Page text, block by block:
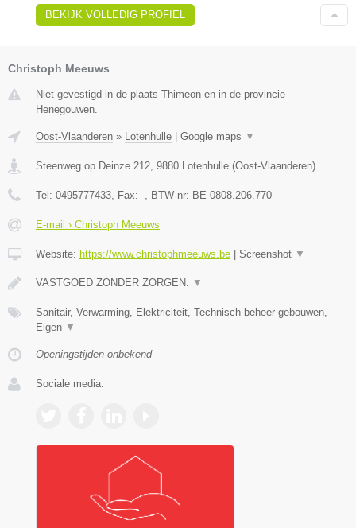
BEKIJK VOLLEDIG PROFIEL
Christoph Meeuws
Niet gevestigd in de plaats Thimeon en in de provincie
Henegouwen.
Oost-Vlaanderen » Lotenhulle | Google maps ▼
Steenweg op Deinze 212 9880 Lotenhulle (Oost-Vlaanderen)
Tel: 0495777433 , Fax: - , BTW-nr: BE 0808.206.770
E-mail › Christoph Meeuws
Website: https://www.christophmeeuws.be | Screenshot ▼
VASTGOED ZONDER ZORGEN: ▼
Sanitair, Verwarming, Elektriciteit, Technisch beheer gebouwen,
Eigen ▼
Openingstijden onbekend
Sociale media: